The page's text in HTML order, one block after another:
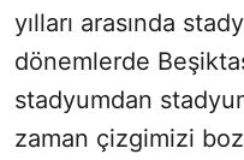
yılları arasında
dönemlerde
stadyumdan
zaman çizgimizi